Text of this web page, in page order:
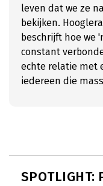
leven dat we ze
bekijken.
beschrijft hoe we
constant
echte relatie met
iedereen die